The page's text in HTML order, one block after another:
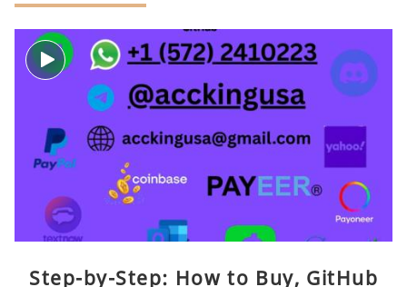
Step-by-Step: How to Buy, GitHub